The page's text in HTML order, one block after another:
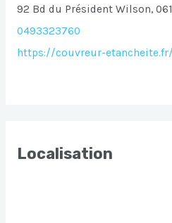
92 Bd du Président Wilson,
0493323760
https://couvreur-etancheite.fr/
Localisation